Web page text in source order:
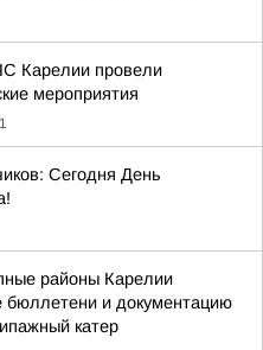
Карелии провели
мероприятия
Сегодня День
районы Карелии
бюллетени и документацию
катер